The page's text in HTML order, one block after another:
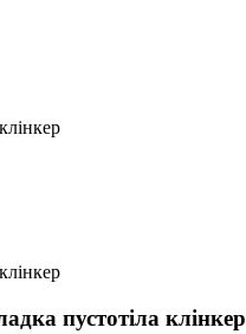
пустотіла клінкер